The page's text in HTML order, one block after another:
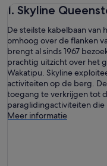
1. Skyline
De steilste kabelbaan van
omhoog over de flanken
brengt al sinds 1967
prachtig uitzicht over het
Wakatipu. Skyline
activiteiten op de berg.
toegang te verkrijgen tot
paraglidingactiviteiten die
Meer informatie